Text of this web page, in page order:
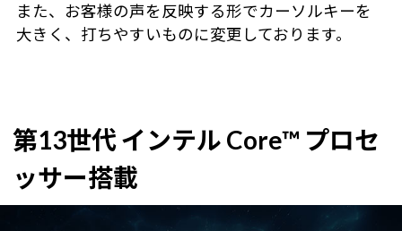
また、お客様の声を反映する形でカーソルキーを
大きく、打ちやすいものに変更しております。
第13世代 インテル Core™ プロセ
ッサー搭載